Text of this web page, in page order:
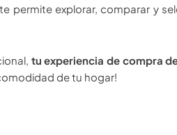
permite explorar, comparar y
tu experiencia de compra
de tu hogar!